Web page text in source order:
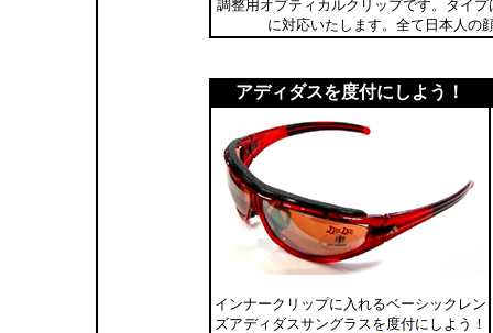
調整用オプティカルクリップです。タイ
に対応いたします。全て日本人の
アディダスを度付にしよう！
インナークリップに入れるベーシックレン
ズアディダスサングラスを度付にしよう！